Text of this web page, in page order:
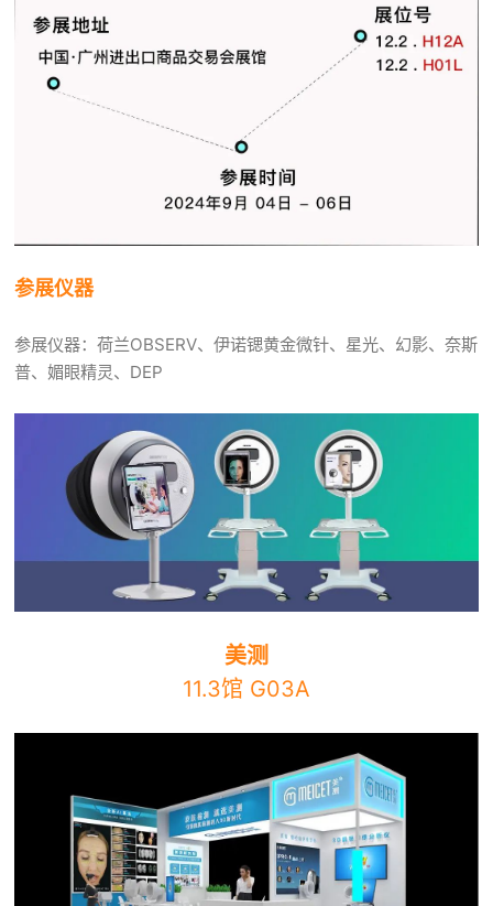
参展仪器
参展仪器：荷兰OBSERV、伊诺锶黄金微针、星光、幻影、奈斯
普、媚眼精灵、DEP
美测
11.3馆 G03A